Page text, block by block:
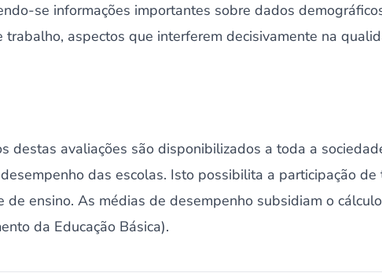
se informações importantes sobre dados
trabalho, aspectos que interferem decisivamente na
destas avaliações são disponibilizados a toda a
das escolas. Isto possibilita a participação
de ensino. As médias de desempenho subsidiam o
da Educação Básica).